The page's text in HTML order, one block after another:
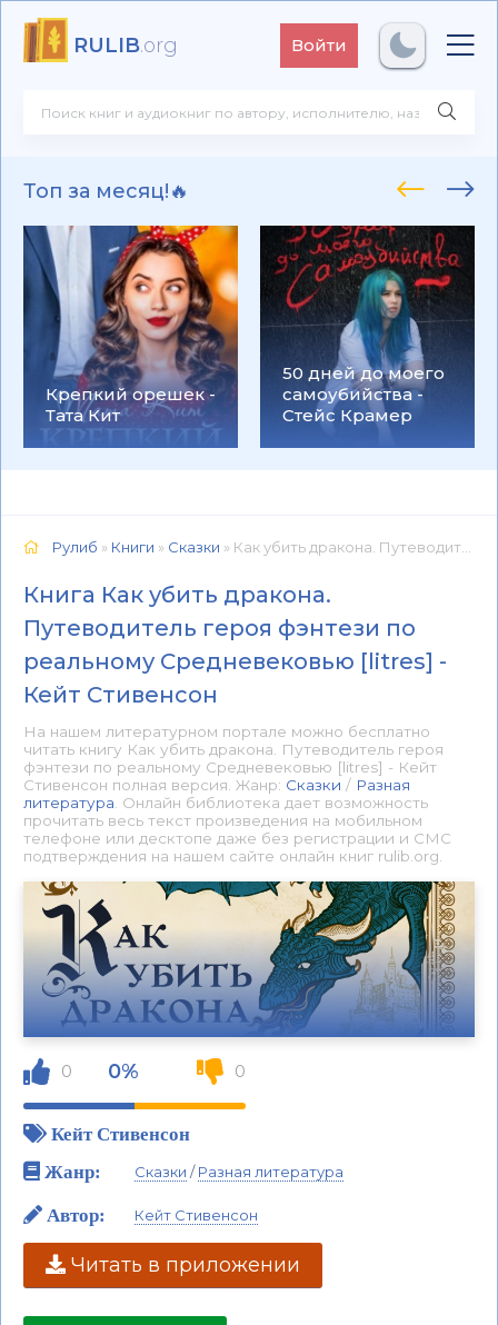
RULIB.org Войти
Топ за месяц!🔥
Крепкий орешек -
Тата Кит
50 дней до моего
самоубийства -
Стейс Крамер
Рулиб » Книги » Сказки » Как убить дракона. Путеводитель героя фэнтези по реальному Средневековью [litres] - Кейт Стивенсон 📕 - Книга онлайн бесплатно
Книга Как убить дракона.
Путеводитель героя фэнтези по
реальному Средневековью [litres] -
Кейт Стивенсон
На нашем литературном портале можно бесплатно
читать книгу Как убить дракона. Путеводитель героя
фэнтези по реальному Средневековью [litres] - Кейт
Стивенсон полная версия. Жанр: Сказки / Разная
литература . Онлайн библиотека дает возможность
прочитать весь текст произведения на мобильном
телефоне или десктопе даже без регистрации и СМС
подтверждения на нашем сайте онлайн книг rulib.org.
0 0% 0
Кейт Стивенсон
Жанр:
Сказки /Разная литература
Автор: Кейт Стивенсон
Читать в приложении